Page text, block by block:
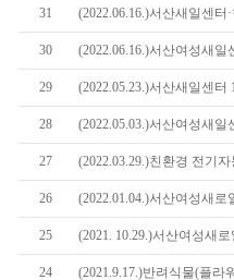
31 (2022.06.16.)서산새일센
30 (2022.06.16.)서산여성새
29 (2022.05.23.)서산새일센
28 (2022.05.03.)서산여성새
27 (2022.03.29.)친환경 전기
26 (2022.01.04.)서산여성새
25 (2021. 10.29.)서산여성새
24 (2021.9.17.)반려식물(플라